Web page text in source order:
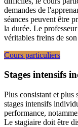
demandes de
séances peuvent être
la durée. Le
véritables freins de
Cours particuliers
Stages intensifs
Plus consistant et plus
stages intensifs
performance,
Le stagiaire doit être